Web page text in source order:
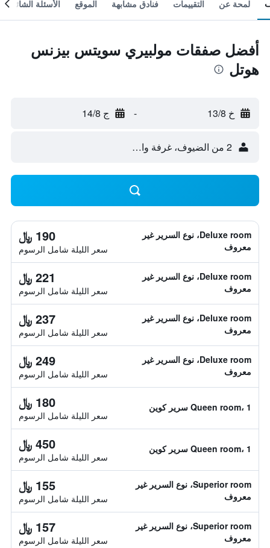
لمحة عن التقييمات فنادق مشابهة الموقع الأسئلة الشائعة
أفضل صفقات مولبيري سويتس بيزنس
هوتل
خ 13/8 - ج 14/8
2 من الضيوف، غرفة واحدة
Deluxe room، نوع السرير غير
معروف
190 ﷼
سعر الليلة شامل الرسوم
Deluxe room، نوع السرير غير
معروف
221 ﷼
سعر الليلة شامل الرسوم
Deluxe room، نوع السرير غير
معروف
237 ﷼
سعر الليلة شامل الرسوم
Deluxe room، نوع السرير غير
معروف
249 ﷼
سعر الليلة شامل الرسوم
Queen room، 1 سرير كوين 180 ﷼
سعر الليلة شامل الرسوم
Queen room، 1 سرير كوين 450 ﷼
سعر الليلة شامل الرسوم
Superior room، نوع السرير غير
معروف
155 ﷼
سعر الليلة شامل الرسوم
Superior room، نوع السرير غير
معروف
157 ﷼
سعر الليلة شامل الرسوم